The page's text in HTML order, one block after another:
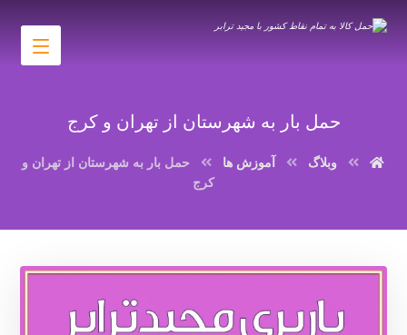
حمل بار به شهرستان از تهران و کرج
وبلاگ آموزش ها
حمل بار به شهرستان از تهران و
کرج